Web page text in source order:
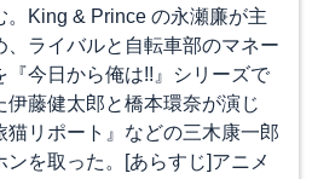
。King & Prince の永瀬廉が主
、ライバルと自転車部のマネー
『今日から俺は!!』シリーズで
伊藤健太郎と橋本環奈が演じ
猫リポート』などの三木康一郎
ンを取った。[あらすじ]アニメ